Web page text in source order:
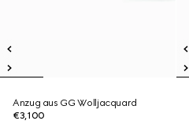
Anzug aus GG Wolljacquard
€3,100